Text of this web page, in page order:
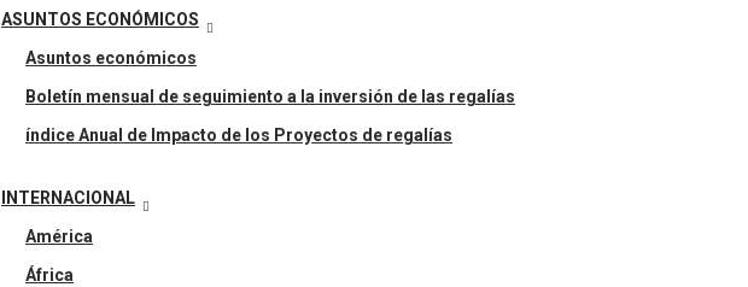
ASUNTOS ECONÓMICOS
Asuntos económicos
Boletín mensual de seguimiento a la inversión de las regalías
índice Anual de Impacto de los Proyectos de regalías
INTERNACIONAL
América
África